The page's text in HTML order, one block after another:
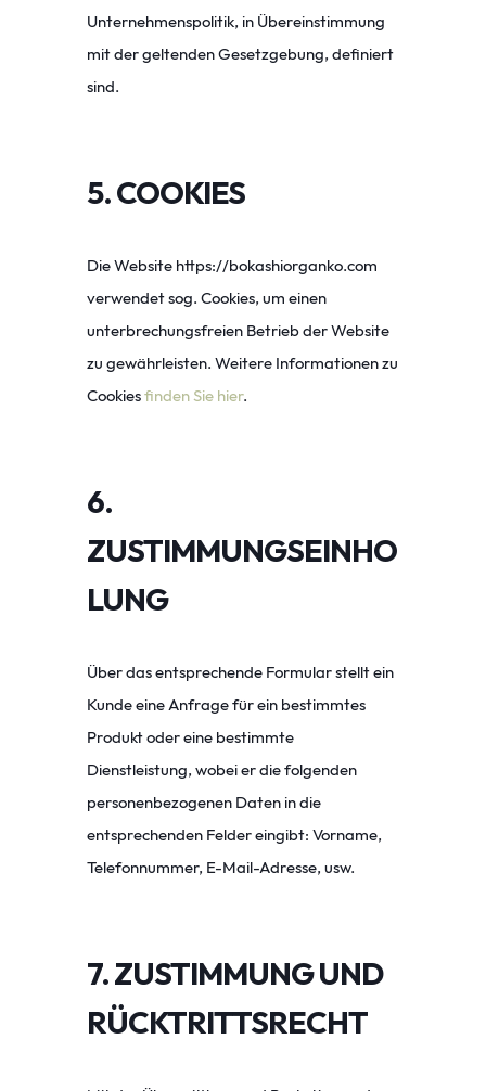
Unternehmenspolitik, in Übereinstimmung
mit der geltenden Gesetzgebung, definiert
sind.
5. COOKIES
Die Website https://bokashiorganko.com
verwendet sog. Cookies, um einen
unterbrechungsfreien Betrieb der Website
zu gewährleisten. Weitere Informationen zu
Cookiesfinden Sie hier.
6.
ZUSTIMMUNGSEINHO
LUNG
Über das entsprechende Formular stellt ein
Kunde eine Anfrage für ein bestimmtes
Produkt oder eine bestimmte
Dienstleistung, wobei er die folgenden
personenbezogenen Daten in die
entsprechenden Felder eingibt: Vorname,
Telefonnummer, E-Mail-Adresse, usw.
7. ZUSTIMMUNG UND
RÜCKTRITTSRECHT